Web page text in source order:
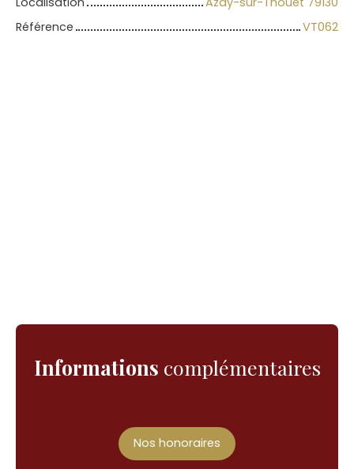
Référence
VT062
Informations complémentaires
Nos honoraires